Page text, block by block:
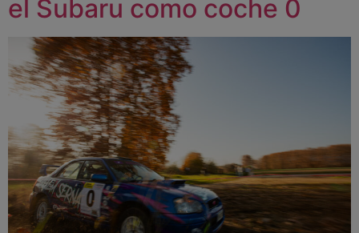
el Subaru como coche 0